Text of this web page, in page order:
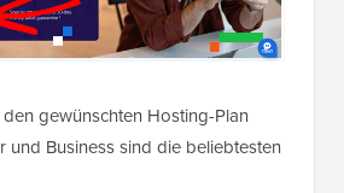
gewünschten Hosting-Plan
und Business sind die beliebtesten